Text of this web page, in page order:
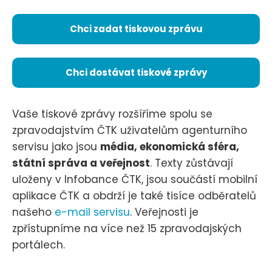
Chci zadat tiskovou zprávu
Chci dostávat tiskové zprávy
Vaše tiskové zprávy rozšíříme spolu se
zpravodajstvím ČTK uživatelům agenturního
servisu jako jsou média, ekonomická sféra,
státní správa a veřejnost. Texty zůstávají
uloženy v Infobance ČTK, jsou součástí mobilní
aplikace ČTK a obdrží je také tisíce odběratelů
našeho e-mail servisu. Veřejnosti je
zpřístupníme na více než 15 zpravodajských
portálech.